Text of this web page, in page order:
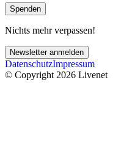
Spenden
Nichts mehr verpassen!
Newsletter anmelden
DatenschutzImpressum
© Copyright 2026 Livenet